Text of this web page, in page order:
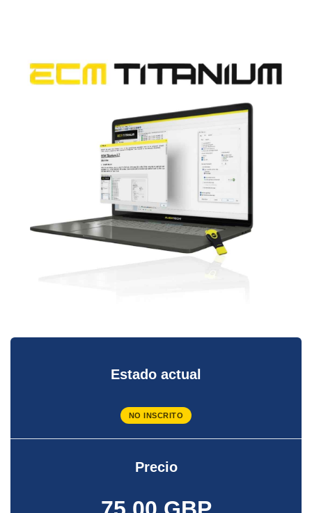
Estado actual
NO INSCRITO
Precio